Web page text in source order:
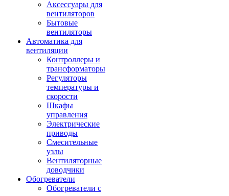
Аксессуары для
вентиляторов
Бытовые
вентиляторы
Автоматика для
вентиляции
Контроллеры и
трансформаторы
Регуляторы
температуры и
скорости
Шкафы
управления
Электрические
приводы
Смесительные
узлы
Вентиляторные
доводчики
Обогреватели
Обогреватели с